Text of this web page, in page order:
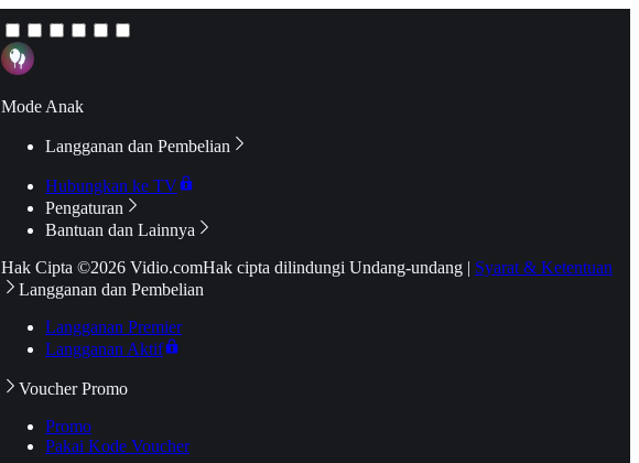
Mode Anak
Langganan dan Pembelian
Hubungkan ke TV
Pengaturan
Bantuan dan Lainnya
Hak Cipta ©2026 Vidio.comHak cipta dilindungi Undang-undang | Syarat & Ketentuan
Langganan dan Pembelian
Langganan Premier
Langganan Aktif
Voucher Promo
Promo
Pakai Kode Voucher